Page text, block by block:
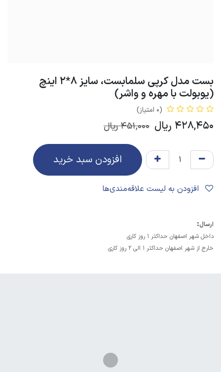
بست مدل کرپی سلمابست، سایز 8*2 اینچ
(یوبولت با مهره و واشر)
(0 امتیاز)
428,450 ریال 451,000ریال
افزودن سبد خرید
ارسال:
داخل شهر اصفهان حداکثر 1 روز کاری
خارج از شهر اصفهان حداکثر 1 الی 2 روز کاری